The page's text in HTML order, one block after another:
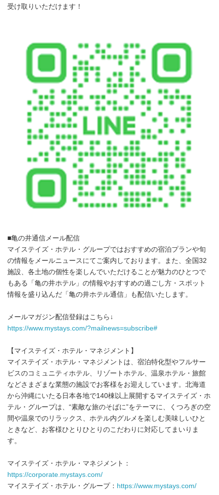
受け取りいただけます！
■亀の井通信メール配信
マイステイズ・ホテル・グループではおすすめの宿泊プランや旬
の情報をメールニュースにてご案内しております。また、全国32
施設、各土地の個性を楽しんでいただけることが魅力のひとつで
もある「亀の井ホテル」の情報やおすすめの過ごし方・スポット
情報を盛り込んだ「亀の井ホテル通信」も配信いたします。
メールマガジン配信登録はこちら↓
https://www.mystays.com/?mailnews=subscribe#
【マイステイズ・ホテル・マネジメント】
マイステイズ・ホテル・マネジメントは、宿泊特化型やフルサー
ビスのコミュニティホテル、リゾートホテル、温泉ホテル・旅館
などさまざまな業態の施設でお客様をお迎えしています。北海道
から沖縄にいたる日本各地で140棟以上展開するマイステイズ・ホ
テル・グループは、“素敵な旅のそばに”をテーマに、くつろぎの空
間や温泉でのリラックス、ホテル内グルメを楽しむ美味しいひと
ときなど、お客様ひとりひとりのこだわりに対応してまいりま
す。
マイステイズ・ホテル・マネジメント：
https://corporate.mystays.com/
マイステイズ・ホテル・グループ： https://www.mystays.com/